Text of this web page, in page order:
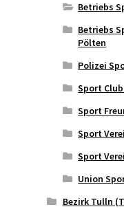
Betriebs
Betriebs
Pölten
Polizei
Sport
Sport
Sport
Sport
Union
Bezirk Tulln